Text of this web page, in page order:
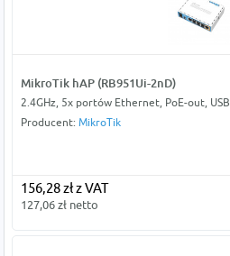
MikroTik hAP (RB951Ui-2nD)
2.4GHz, 5x portów Ethernet, PoE-out, USB
Producent: MikroTik
156,28 zł z VAT
127,06 zł netto